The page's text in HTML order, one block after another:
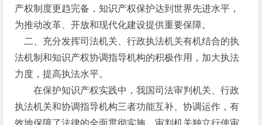
产权制度更趋完备，知识产权保护达到世界先进水平，
为推动改革、开放和现代化建设提供重要保障。
二、充分发挥司法机关、行政执法机关有机结合的执
法机制和知识产权协调指导机构的积极作用，加大执法
力度，提高执法水平。
在保护知识产权实践中，我国司法审判机关、行政
执法机关和协调指导机构三者功能互补、协调运作，有
效地保障了法律的全面贯彻实施。审判机关独立行使审